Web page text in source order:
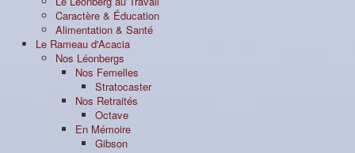
Caractère & Éducation
Alimentation & Santé
Le Rameau d'Acacia
Nos Léonbergs
Nos Femelles
Stratocaster
Nos Retraités
Octave
En Mémoire
Gibson